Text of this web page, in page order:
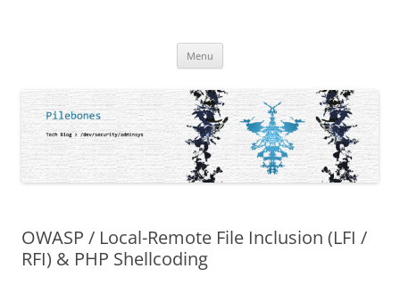
Menu
OWASP / Local-Remote File Inclusion (LFI /
RFI) & PHP Shellcoding